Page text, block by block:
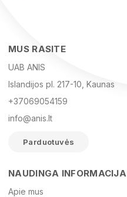
MUS RASITE
UAB ANIS
Islandijos pl. 217-10, Kaunas
+37069054159
info@anis.lt
Parduotuvės
NAUDINGA INFORMACIJA
Apie mus